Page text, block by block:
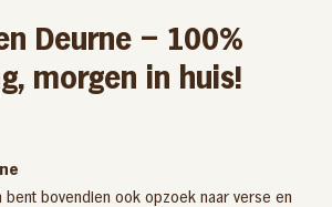
Deurne – 100%
morgen in huis!
bovendien ook opzoek naar verse en